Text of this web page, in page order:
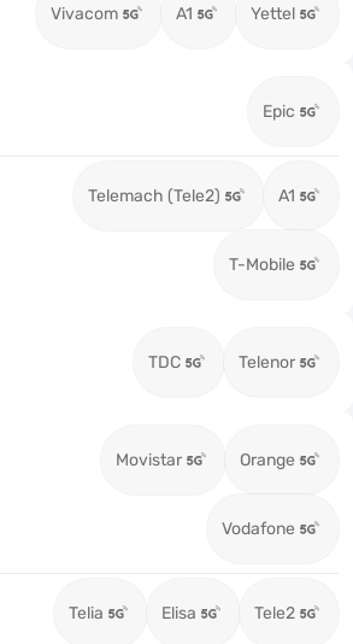
Vivacom A1 Yettel
Epic
Telemach (Tele2) A1
T-Mobile
TDC Telenor
Movistar Orange
Vodafone
Telia Elisa Tele2